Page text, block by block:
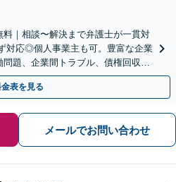
｜相談〜解決まで弁護士が一貫対
対応◎個人事業主も可。豊富な企業
題、企業間トラブル、債権回収、
ポートします。
表を見る
メールでお問い合わせ